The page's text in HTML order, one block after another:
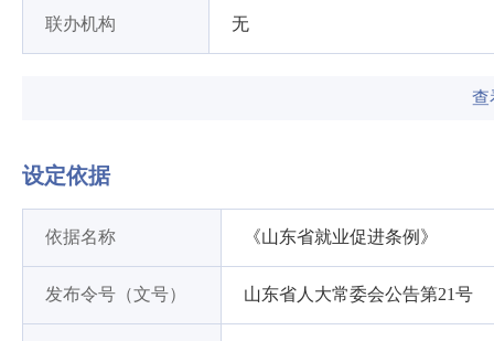
联办机构 无
查
设定依据
依据名称 《山东省就业促进条例》
发布令号（文号） 山东省人大常委会公告第21号